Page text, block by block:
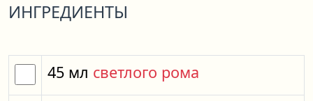
ИНГРЕДИЕНТЫ
45 мл светлого рома